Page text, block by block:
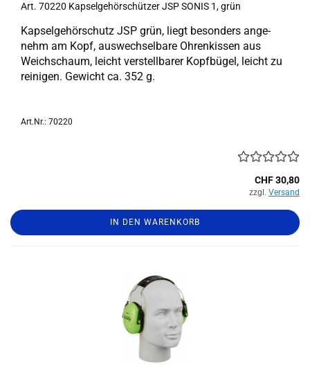
Art. 70220 Kap­sel­ge­hör­schüt­zer JSP SONIS 1, grün
Kap­sel­ge­hör­schutz JSP grün, liegt be­son­ders an­ge­
nehm am Kopf, aus­wech­sel­ba­re Oh­ren­kis­sen aus
Weich­schaum, leicht ver­stell­ba­rer Kopf­bü­gel, leicht zu
rei­ni­gen. Ge­wicht ca. 352 g.
Art.Nr.: 70220
CHF 30,80
zzgl. Versand
IN DEN WARENKORB